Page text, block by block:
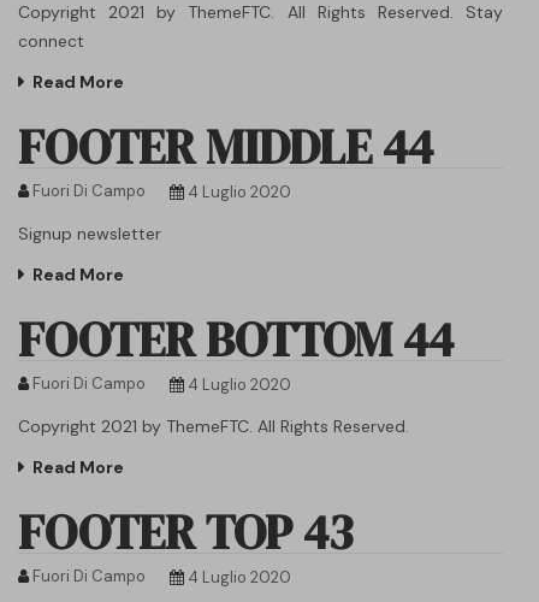
Copyright 2021 by ThemeFTC. All Rights Reserved. Stay
connect
Read More
FOOTER MIDDLE 44
Fuori Di Campo 4 Luglio 2020
Signup newsletter
Read More
FOOTER BOTTOM 44
Fuori Di Campo 4 Luglio 2020
Copyright 2021 by ThemeFTC. All Rights Reserved.
Read More
FOOTER TOP 43
Fuori Di Campo 4 Luglio 2020